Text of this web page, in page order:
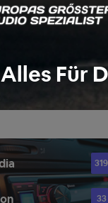
Für
319
33